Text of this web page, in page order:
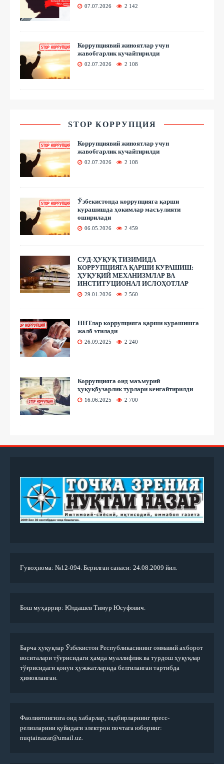
07.07.2026 2 142
Коррупциявий жиноятлар учун
жавобгарлик кучайтирилди
02.07.2026 2 108
STOP КОРРУПЦИЯ
Коррупциявий жиноятлар учун
жавобгарлик кучайтирилди
02.07.2026 2 108
Ўзбекистонда коррупцияга қарши
курашишда ҳокимлар масъулияти
оширилади
06.05.2026 2 459
СУД-ҲУҚУҚ ТИЗИМИДА
КОРРУПЦИЯГА ҚАРШИ КУРАШИШ:
ҲУҚУҚИЙ МЕХАНИЗМЛАР ВА
ИНСТИТУЦИОНАЛ ИСЛОҲОТЛАР
29.01.2026 2 560
ННТлар коррупцияга қарши курашишга
жалб этилади
26.09.2025 2 240
Коррупцияга оид маъмурий
ҳуқуқбузарлик турлари кенгайтирилди
16.06.2025 2 700
Гувоҳнома: №12-094. Берилган санаси: 24.08.2009 йил.
Бош муҳаррир: Юлдашев Тимур Юсуфович.
Барча ҳуқуқлар Ўзбекистон Республикасининг оммавий ахборот
воситалари тўғрисидаги ҳамда муаллифлик ва турдош ҳуқуқлар
тўғрисидаги қонун ҳужжатларида белгиланган тартибда
ҳимояланган.
Фаолиятингизга оид хабарлар, тадбирларнинг пресс-
релизларини қуйидаги электрон почтага юборинг:
nuqtainazar@umail.uz.